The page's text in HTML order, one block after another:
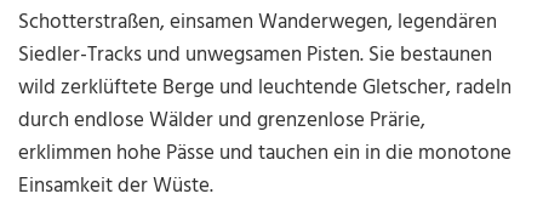
Schotterstraßen, einsamen Wanderwegen, legendären
Siedler-Tracks und unwegsamen Pisten. Sie bestaunen
wild zerklüftete Berge und leuchtende Gletscher, radeln
durch endlose Wälder und grenzenlose Prärie,
erklimmen hohe Pässe und tauchen ein in die monotone
Einsamkeit der Wüste.